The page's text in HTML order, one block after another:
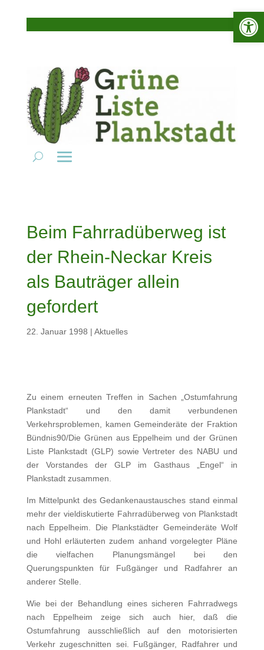
Beim Fahrradüberweg ist
der Rhein-Neckar Kreis
als Bauträger allein
gefordert
22. Januar 1998 | Aktuelles
Zu einem erneuten Treffen in Sachen „Ostumfahrung
Plankstadt“ und den damit verbundenen
Verkehrsproblemen, kamen Gemeinderäte der Fraktion
Bündnis90/Die Grünen aus Eppelheim und der Grünen
Liste Plankstadt (GLP) sowie Vertreter des NABU und
der Vorstandes der GLP im Gasthaus „Engel“ in
Plankstadt zusammen.
Im Mittelpunkt des Gedankenaustausches stand einmal
mehr der vieldiskutierte Fahrradüberweg von Plankstadt
nach Eppelheim. Die Plankstädter Gemeinderäte Wolf
und Hohl erläuterten zudem anhand vorgelegter Pläne
die vielfachen Planungsmängel bei den
Querungspunkten für Fußgänger und Radfahrer an
anderer Stelle.
Wie bei der Behandlung eines sicheren Fahrradwegs
nach Eppelheim zeige sich auch hier, daß die
Ostumfahrung ausschließlich auf den motorisierten
Verkehr zugeschnitten sei. Fußgänger, Radfahrer und